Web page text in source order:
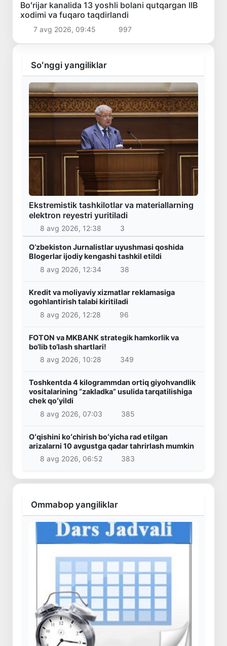
Boʻrijar kanalida 13 yoshli bolani qutqargan IIB
xodimi va fuqaro taqdirlandi
7 avg 2026, 09:45 997
Soʻnggi yangiliklar
Ekstremistik tashkilotlar va materiallarning
elektron reyestri yuritiladi
8 avg 2026, 12:38 3
O‘zbekiston Jurnalistlar uyushmasi qoshida
Blogerlar ijodiy kengashi tashkil etildi
8 avg 2026, 12:34
38
Kredit va moliyaviy xizmatlar reklamasiga
ogohlantirish talabi kiritiladi
8 avg 2026, 12:28
96
FOTON va MKBANK strategik hamkorlik va
bo‘lib to‘lash shartlari!
8 avg 2026, 10:28
349
Toshkentda 4 kilogrammdan ortiq giyohvandlik
vositalarining “zakladka” usulida tarqatilishiga
chek qoʻyildi
8 avg 2026, 07:03
385
Oʻqishini koʻchirish boʻyicha rad etilgan
arizalarni 10 avgustga qadar tahrirlash mumkin
8 avg 2026, 06:52
383
Ommabop yangiliklar